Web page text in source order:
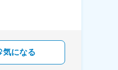
気になる